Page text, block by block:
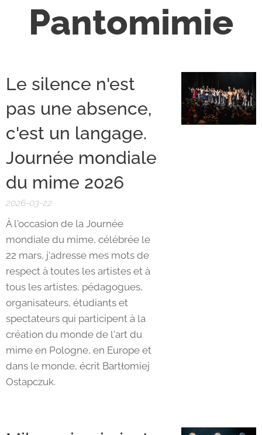
Pantomimie
Le silence n'est
pas une absence,
c'est un langage.
Journée mondiale
du mime 2026
2026-03-22
À l'occasion de la Journée
mondiale du mime, célébrée le
22 mars, j'adresse mes mots de
respect à toutes les artistes et à
tous les artistes, pédagogues,
organisateurs, étudiants et
spectateurs qui participent à la
création du monde de l'art du
mime en Pologne, en Europe et
dans le monde, écrit Bartłomiej
Ostapczuk.